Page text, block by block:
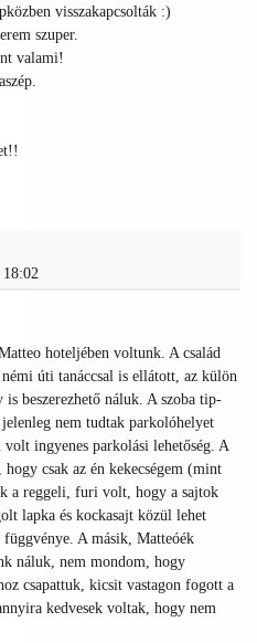
visszakapcsolták :)
szuper.
valami!
hoteljében voltunk. A család
úti tanáccsal is ellátott, az külön
beszerezhető náluk. A szoba tip-
nem tudtak parkolóhelyet
volt ingyenes parkolási lehetőség. A
csak az én kekecségem (mint
a reggeli, furi volt, hogy a sajtok
lapka és kockasajt közül lehet
A másik, Matteóék
náluk, nem mondom, hogy
csapattuk, kicsit vastagon fogott a
kedvesek voltak, hogy nem